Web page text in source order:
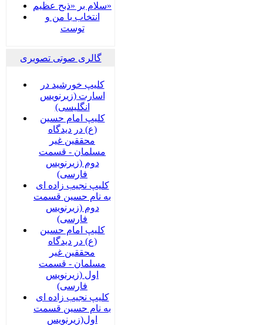
سلام بر «ذبح عظیم»
انتخاب با من و
توست
گالری صوتی تصویری
کلیپ خورشید در
اسارت (زیرنویس
انگلیسی)
کلیپ امام حسین
(ع) در دیدگاه
محققین غیر
مسلمان - قسمت
دوم (زیرنویس
فارسی)
کلیپ نجیب زاده ای
به نام حسین قسمت
دوم (زیرنویس
فارسی)
کلیپ امام حسین
(ع) در دیدگاه
محققین غیر
مسلمان - قسمت
اول (زیرنویس
فارسی)
کلیپ نجیب زاده ای
به نام حسین قسمت
اول(زیرنویس